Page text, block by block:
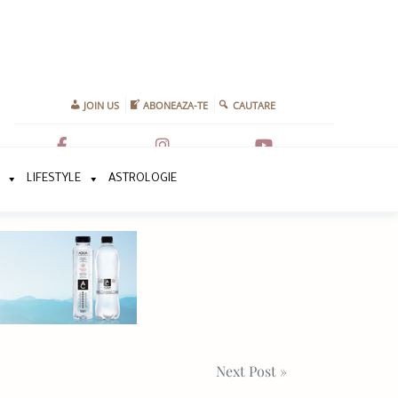
JOIN US ABONEAZA-TE CAUTARE
LIFESTYLE ASTROLOGIE
Next Post »